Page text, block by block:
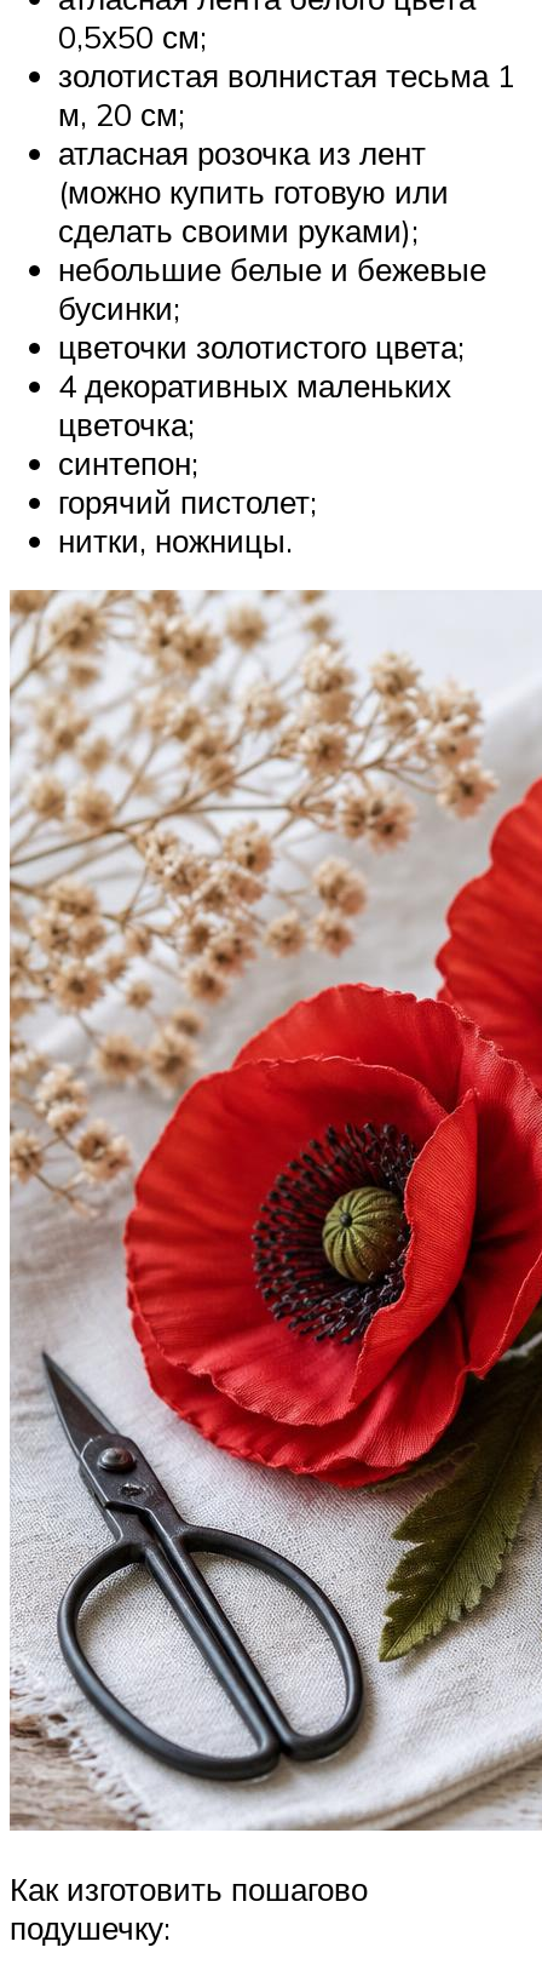
0,5х50 см;
золотистая волнистая тесьма 1
м, 20 см;
атласная розочка из лент
(можно купить готовую или
сделать своими руками);
небольшие белые и бежевые
бусинки;
цветочки золотистого цвета;
4 декоративных маленьких
цветочка;
синтепон;
горячий пистолет;
нитки, ножницы.
Как изготовить пошагово
подушечку: